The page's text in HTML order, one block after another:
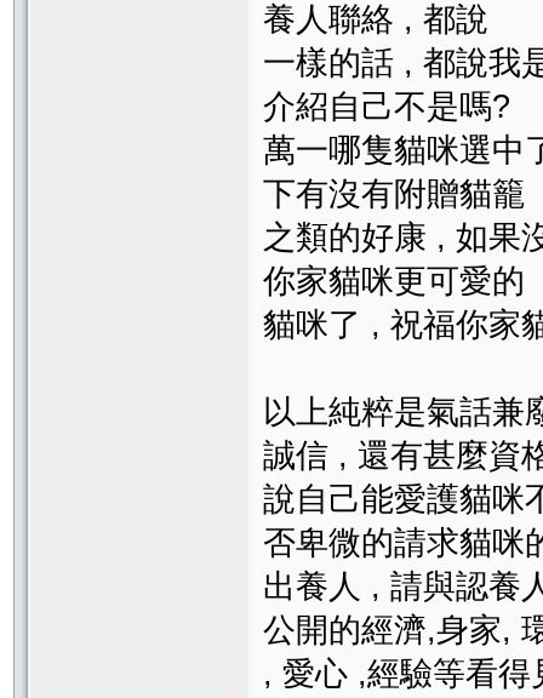
養人聯絡 , 都說
一樣的話 , 都說我
介紹自己不是嗎?
萬一哪隻貓咪選中
下有沒有附贈貓籠
之類的好康 , 如果
你家貓咪更可愛的
貓咪了 , 祝福你家
以上純粹是氣話兼
誠信 , 還有甚麼資
說自己能愛護貓咪
否卑微的請求貓咪
出養人 , 請與認養
公開的經濟,身家,
, 愛心 ,經驗等看